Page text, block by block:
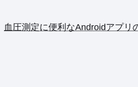
血圧測定に便利なAndroidアプリ